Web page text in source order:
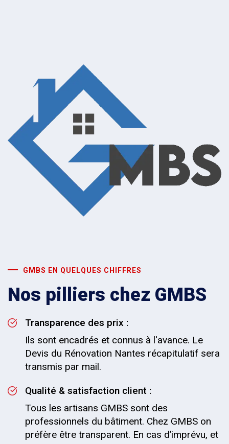
GMBS EN QUELQUES CHIFFRES
Nos pilliers chez GMBS
Transparence des prix :
Ils sont encadrés et connus à l'avance. Le
Devis du Rénovation Nantes récapitulatif sera
transmis par mail.
Qualité & satisfaction client :
Tous les artisans GMBS sont des
professionnels du bâtiment. Chez GMBS on
préfère être transparent. En cas d’imprévu, et